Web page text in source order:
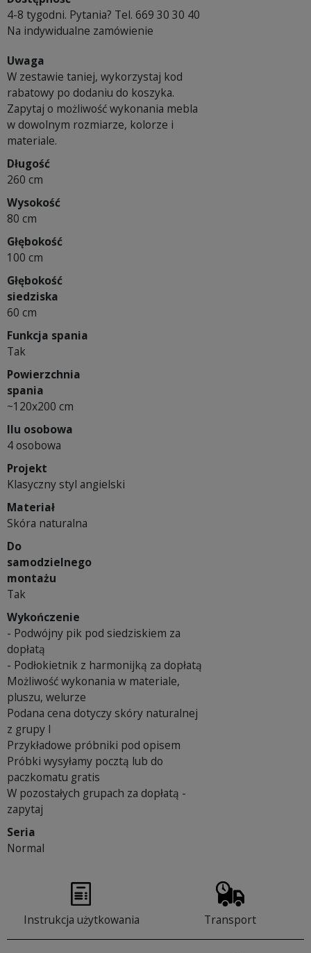
4-8 tygodni. Pytania? Tel. 669 30 30 40
Na indywidualne zamówienie
Uwaga
W zestawie taniej, wykorzystaj kod
rabatowy po dodaniu do koszyka.
Zapytaj o możliwość wykonania mebla
w dowolnym rozmiarze, kolorze i
materiale.
Długość
260 cm
Wysokość
80 cm
Głębokość
100 cm
Głębokość
siedziska
60 cm
Funkcja spania
Tak
Powierzchnia
spania
~120x200 cm
Ilu osobowa
4 osobowa
Projekt
Klasyczny styl angielski
Materiał
Skóra naturalna
Do
samodzielnego
montażu
Tak
Wykończenie
- Podwójny pik pod siedziskiem za
dopłatą
- Podłokietnik z harmonijką za dopłatą
Możliwość wykonania w materiale,
pluszu, welurze
Podana cena dotyczy skóry naturalnej
z grupy I
Przykładowe próbniki pod opisem
Próbki wysyłamy pocztą lub do
paczkomatu gratis
W pozostałych grupach za dopłatą -
zapytaj
Seria
Normal
Instrukcja użytkowania Transport